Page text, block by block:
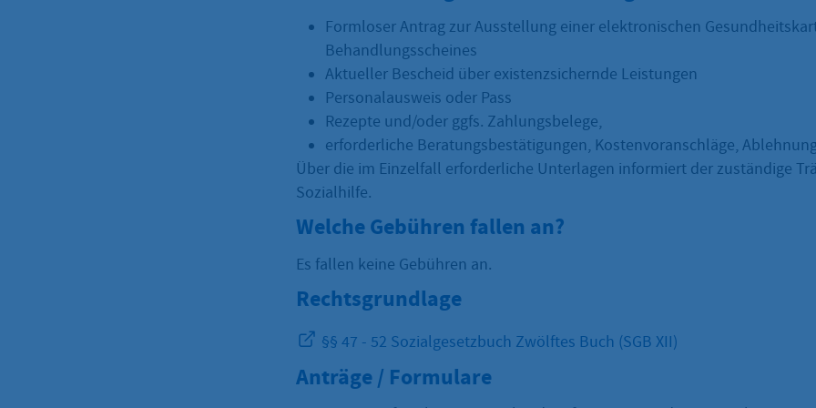
Formloser Antrag zur Ausstellung einer elektronischen
Behandlungsscheines
Aktueller Bescheid über existenzsichernde Leistungen
Personalausweis oder Pass
Rezepte und/oder ggfs. Zahlungsbelege,
erforderliche Beratungsbestätigungen, Kostenvoranschläge,
Über die im Einzelfall erforderliche Unterlagen informiert der zuständige
Sozialhilfe.
Welche Gebühren fallen an?
Es fallen keine Gebühren an.
Rechtsgrundlage
§§ 47 - 52 Sozialgesetzbuch Zwölftes Buch (SGB XII)
Anträge / Formulare